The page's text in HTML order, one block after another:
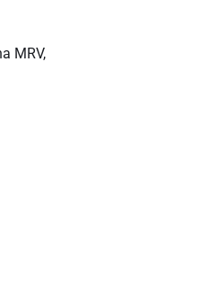
MRV,